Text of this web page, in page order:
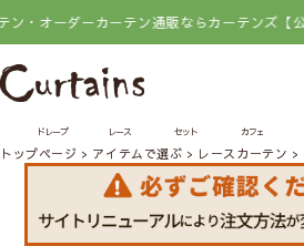
ーテン通販ならカーテンズ【公式】 おし
ドレープ レース セット カフェ
トップページ アイテムで選ぶ レースカーテン